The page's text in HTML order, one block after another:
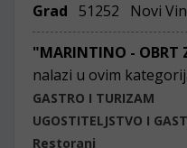
Grad
51252 Novi
"MARINTINO - OBRT
nalazi u ovim
GASTRO I TURIZAM
UGOSTITELJSTVO I
Restorani